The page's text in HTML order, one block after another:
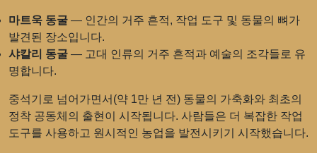
마트욱 동굴 — 인간의 거주 흔적, 작업 도구 및 동물의 뼈가
발견된 장소입니다.
샤칼리 동굴 — 고대 인류의 거주 흔적과 예술의 조각들로 유
명합니다.
중석기로 넘어가면서(약 1만 년 전) 동물의 가축화와 최초의
정착 공동체의 출현이 시작됩니다. 사람들은 더 복잡한 작업
도구를 사용하고 원시적인 농업을 발전시키기 시작했습니다.